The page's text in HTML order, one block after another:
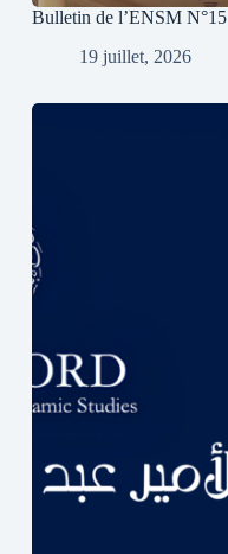
Bulletin de l’ENSM N°15
19 juillet, 2026